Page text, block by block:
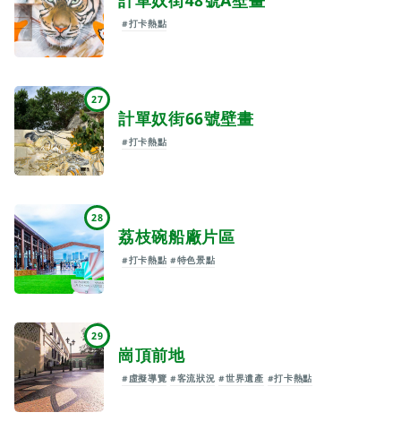
#打卡熱點
27
計單奴街66號壁畫
#打卡熱點
28
荔枝碗船廠片區
#打卡熱點 #特色景點
29
崗頂前地
#虛擬導覽 #客流狀況 #世界遺產 #打卡熱點